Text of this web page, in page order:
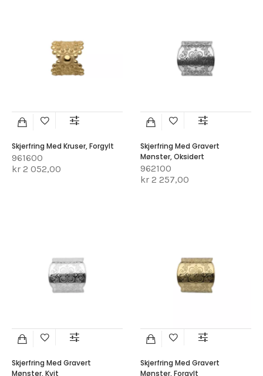
Skjerfring Med Kruser, Forgylt
961600
kr 2 052,00
Skjerfring Med Gravert
Mønster, Oksidert
962100
kr 2 257,00
Skjerfring Med Gravert
Mønster, Kvit
Skjerfring Med Gravert
Mønster, Forgylt